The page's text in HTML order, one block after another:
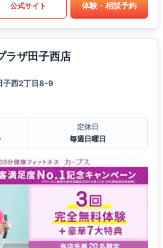
公式サイト 体験・相談予約
ラザ田子西店
子西2丁目8-9
定休日
毎週日曜日